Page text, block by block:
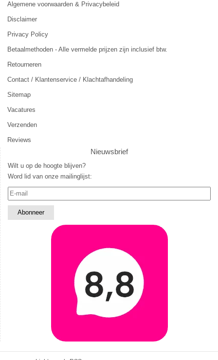
Algemene voorwaarden & Privacybeleid
Disclaimer
Privacy Policy
Betaalmethoden - Alle vermelde prijzen zijn inclusief btw.
Retourneren
Contact / Klantenservice / Klachtafhandeling
Sitemap
Vacatures
Verzenden
Reviews
Nieuwsbrief
Wilt u op de hoogte blijven?
Word lid van onze mailinglijst: